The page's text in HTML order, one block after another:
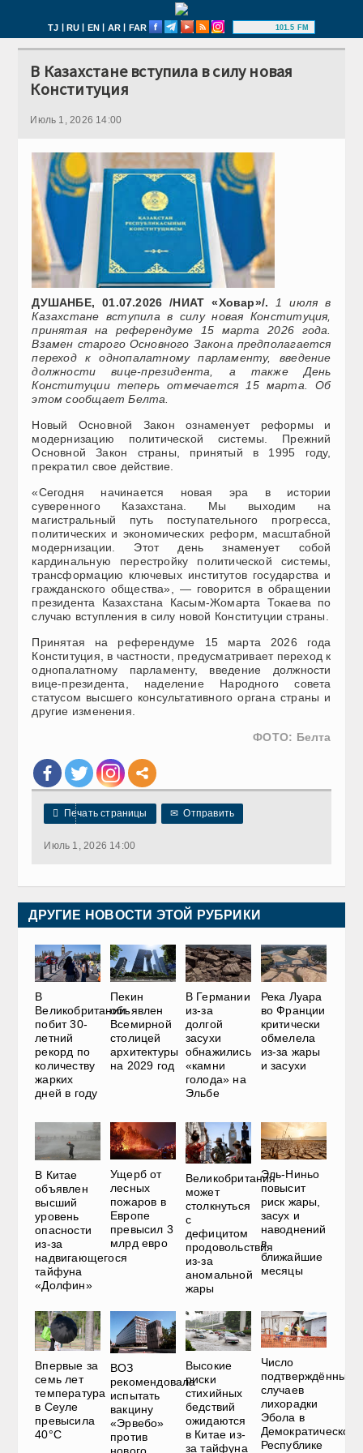
TJ | RU | EN | AR | FAR 101.5 FM
В Казахстане вступила в силу новая
Конституция
Июль 1, 2026 14:00
ДУШАНБЕ, 01.07.2026 /НИАТ «Ховар»/.
1 июля в
Казахстане вступила в силу новая Конституция,
принятая на референдуме 15 марта 2026 года.
Взамен старого Основного Закона предполагается
переход к однопалатному парламенту, введение
должности вице-президента, а также День
Конституции теперь отмечается 15 марта. Об
этом сообщает Белта.
Новый Основной Закон ознаменует реформы и
модернизацию политической системы. Прежний
Основной Закон страны, принятый в 1995 году,
прекратил свое действие.
«Сегодня начинается новая эра в истории
суверенного Казахстана. Мы выходим на
магистральный путь поступательного прогресса,
политических и экономических реформ, масштабной
модернизации. Этот день знаменует собой
кардинальную перестройку политической системы,
трансформацию ключевых институтов государства и
гражданского общества», — говорится в обращении
президента Казахстана Касым-Жомарта Токаева по
случаю вступления в силу новой Конституции страны.
Принятая на референдуме 15 марта 2026 года
Конституция, в частности, предусматривает переход к
однопалатному парламенту, введение должности
вице-президента, наделение Народного совета
статусом высшего консультативного органа страны и
другие изменения.
ФОТО: Белта
 Печать страницы ✉ Отправить
Июль 1, 2026 14:00
ДРУГИЕ НОВОСТИ ЭТОЙ РУБРИКИ
В
Великобритании
побит 30-
летний
рекорд по
количеству
жарких
дней в году
Пекин
объявлен
Всемирной
столицей
архитектуры
на 2029 год
В Германии
из-за
долгой
засухи
обнажились
«камни
голода» на
Эльбе
Река Луара
во Франции
критически
обмелела
из-за жары
и засухи
В Китае
объявлен
высший
уровень
опасности
из-за
надвигающегося
тайфуна
«Долфин»
Ущерб от
лесных
пожаров в
Европе
превысил 3
млрд евро
Великобритания
может
столкнуться
с
дефицитом
продовольствия
из-за
аномальной
жары
Эль-Ниньо
повысит
риск жары,
засух и
наводнений
в
ближайшие
месяцы
Впервые за
семь лет
температура
в Сеуле
превысила
40°C
ВОЗ
рекомендовала
испытать
вакцину
«Эрвебо»
против
Высокие
риски
стихийных
бедствий
ожидаются
в Китае из-
за тайфуна
Число
подтверждённых
случаев
лихорадки
Эбола в
Демократической
Республике